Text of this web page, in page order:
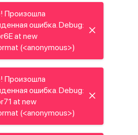
Произошла
ошибка. Debug:
at new
(<anonymous>)
Произошла
ошибка. Debug:
at new
(<anonymous>)